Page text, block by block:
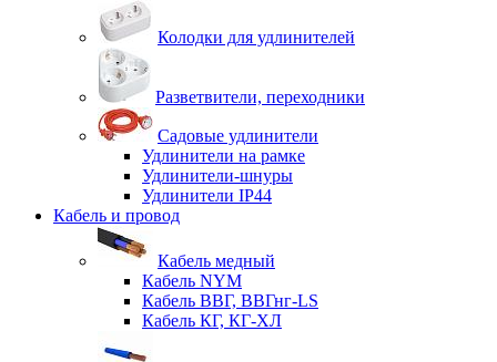
Колодки для удлинителей
Разветвители, переходники
Садовые удлинители
Удлинители на рамке
Удлинители-шнуры
Удлинители IP44
Кабель и провод
Кабель медный
Кабель NYM
Кабель ВВГ, ВВГнг-LS
Кабель КГ, КГ-ХЛ